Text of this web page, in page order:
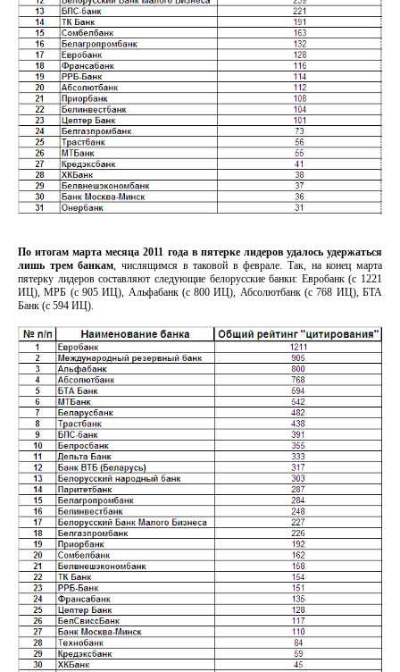
По итогам марта месяца 2011 года в пятерке лидеров удалось удержаться
лишь трем банкам , числящимся в таковой в феврале. Так, на конец марта
пятерку лидеров составляют следующие белорусские банки: Евробанк (с 1221
ИЦ), МРБ (с 905 ИЦ), Альфабанк (с 800 ИЦ), Абсолютбанк (с 768 ИЦ), БТА
Банк (с 594 ИЦ).